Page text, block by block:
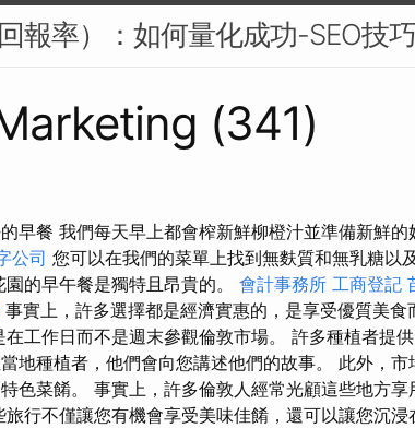
報率）：如何量化成功-SEO技巧
(341)
早餐 我們每天早上都會​​榨新鮮柳橙汁並準備新鮮的
公司 您可以在我們的菜單上找到無麩質和無乳糖以
的早午餐是獨特且昂貴的。 會計事務所 工商登記
事實上，許多選擇都是經濟實惠的，是享受優質美
工作日而不是週末參觀倫敦市場。 許多種植者提
地種植者，他們會向您講述他們的故事。 此外，
色菜餚。 事實上，許多倫敦人經常光顧這些地方
行不僅讓您有機會享受美味佳餚，還可以讓您沉